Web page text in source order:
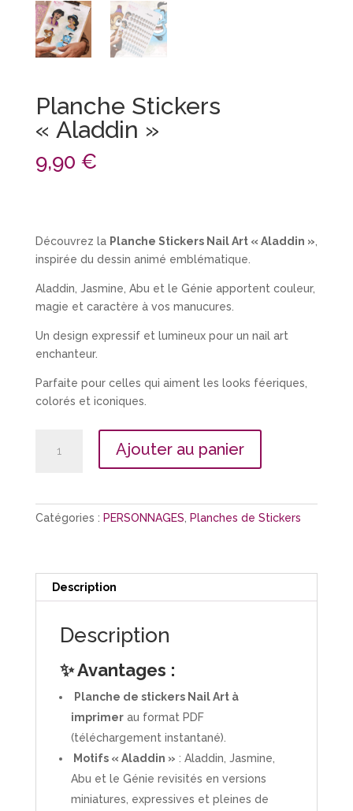
Planche Stickers
« Aladdin »
9,90 €
Découvrez la Planche Stickers Nail Art « Aladdin »
inspirée du dessin animé emblématique.
Aladdin, Jasmine, Abu et le Génie apportent couleur,
magie et caractère à vos manucures.
Un design expressif et lumineux pour un nail art
enchanteur.
Parfaite pour celles qui aiment les looks féeriques,
colorés et iconiques.
Ajouter au panier
Catégories : PERSONNAGES Planches de Stickers
Description
Description
✨ Avantages :
Planche de stickers Nail Art à
imprimerau format PDF
(téléchargement instantané).
Motifs « Aladdin » : Aladdin, Jasmine,
Abu et le Génie revisités en versions
miniatures, expressives et pleines de